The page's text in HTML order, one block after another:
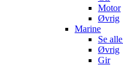
Motor
Øvrig
Marine
Se alle
Øvrig
Gir